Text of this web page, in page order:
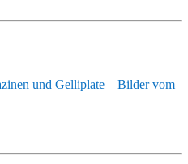
und Gelliplate – Bilder vom